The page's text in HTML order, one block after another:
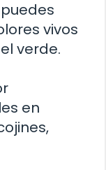
vivos
verde.
en